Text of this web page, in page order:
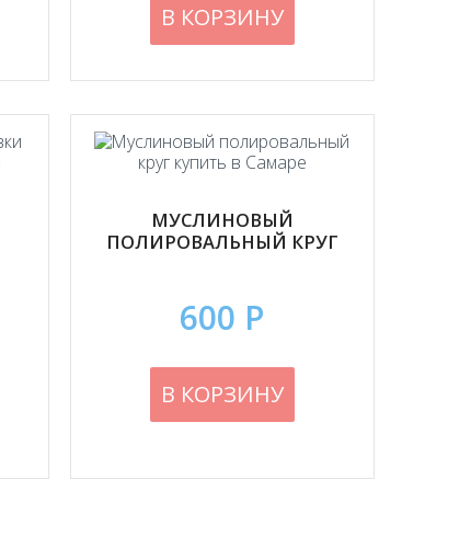
В КОРЗИНУ
МУСЛИНОВЫЙ
ПОЛИРОВАЛЬНЫЙ КРУГ
600 Р
В КОРЗИНУ